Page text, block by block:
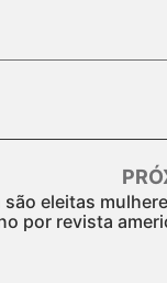
eleitas
por revista